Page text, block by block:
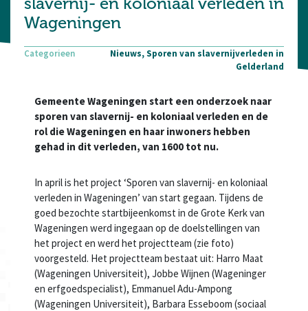
Wageningen
Categorieen
Nieuws, Sporen van slavernijverleden in
Gelderland
Gemeente Wageningen start een onderzoek naar
sporen van slavernij- en koloniaal verleden en de
rol die Wageningen en haar inwoners hebben
gehad in dit verleden, van 1600 tot nu.
In april is het project ‘Sporen van slavernij- en koloniaal
verleden in Wageningen’ van start gegaan. Tijdens de
goed bezochte startbijeenkomst in de Grote Kerk van
Wageningen werd ingegaan op de doelstellingen van
het project en werd het projectteam (zie foto)
voorgesteld. Het projectteam bestaat uit: Harro Maat
(Wageningen Universiteit), Jobbe Wijnen (Wageninger
en erfgoedspecialist), Emmanuel Adu-Ampong
(Wageningen Universiteit), Barbara Esseboom (sociaal